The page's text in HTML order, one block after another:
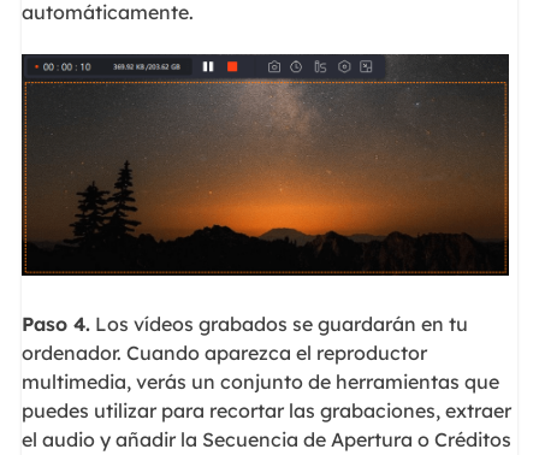
automáticamente.
Paso 4.Los vídeos grabados se guardarán en tu
ordenador. Cuando aparezca el reproductor
multimedia, verás un conjunto de herramientas que
puedes utilizar para recortar las grabaciones, extraer
el audio y añadir la Secuencia de Apertura o Créditos